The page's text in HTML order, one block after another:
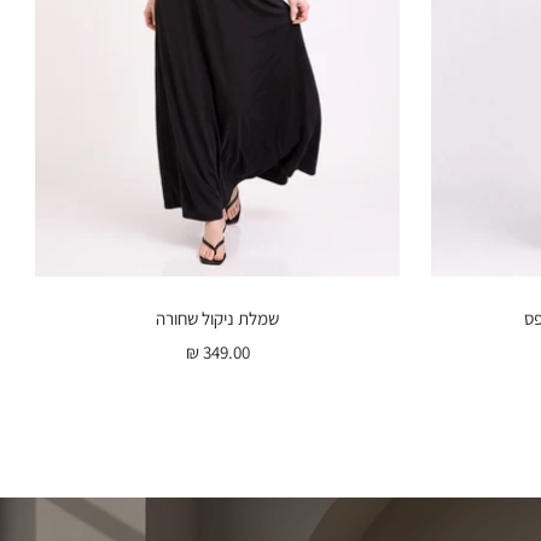
שמלת ניקול שחורה
מחיר
349.00 ₪